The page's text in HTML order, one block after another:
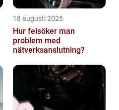
18 augusti 2025
Hur felsöker man
problem med
nätverksanslutning?